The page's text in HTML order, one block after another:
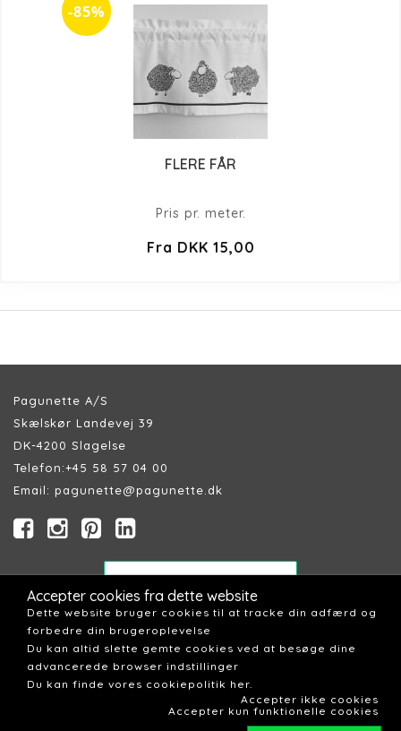
-85%
FLERE FÅR
Pris pr. meter.
Fra DKK 15,00
Pagunette A/S
Skælskør Landevej 39
DK-4200 Slagelse
Telefon:+45 58 57 04 00
Email: pagunette@pagunette.dk
Retailer/Erhverv
Cookiepolitik|Persondatapolitik
Købs & leveringsbetingelser
Lagersalg Slagelse
Accepter cookies fra dette website
Dette website bruger cookies til at tracke din adfærd og
forbedre din brugeroplevelse
Du kan altid slette gemte cookies ved at besøge dine
advancerede browser indstillinger
Du kan finde vores cookiepolitik her.
Accepter ikke cookies
Accepter kun funktionelle cookies